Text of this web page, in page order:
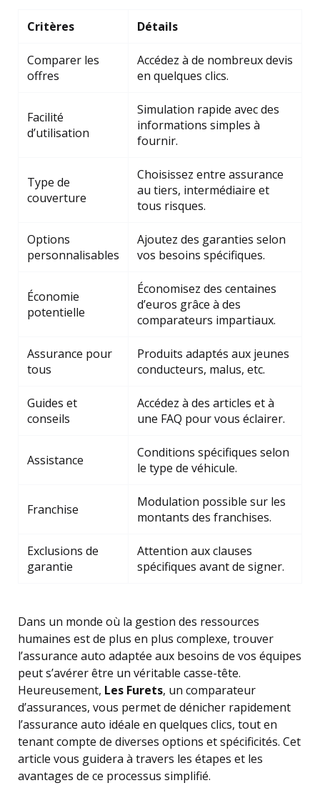
Critères Détails
Comparer les
offres
Accédez à de nombreux devis
en quelques clics.
Facilité
d’utilisation
Simulation rapide avec des
informations simples à
fournir.
Type de
couverture
Choisissez entre assurance
au tiers, intermédiaire et
tous risques.
Options
personnalisables
Ajoutez des garanties selon
vos besoins spécifiques.
Économie
potentielle
Économisez des centaines
d’euros grâce à des
comparateurs impartiaux.
Assurance pour
tous
Produits adaptés aux jeunes
conducteurs, malus, etc.
Guides et
conseils
Accédez à des articles et à
une FAQ pour vous éclairer.
Assistance
Conditions spécifiques selon
le type de véhicule.
Franchise
Modulation possible sur les
montants des franchises.
Exclusions de
garantie
Attention aux clauses
spécifiques avant de signer.
Dans un monde où la gestion des ressources
humaines est de plus en plus complexe, trouver
l’assurance auto adaptée aux besoins de vos équipes
peut s’avérer être un véritable casse-tête.
Heureusement, Les Furets, un comparateur
d’assurances, vous permet de dénicher rapidement
l’assurance auto idéale en quelques clics, tout en
tenant compte de diverses options et spécificités. Cet
article vous guidera à travers les étapes et les
avantages de ce processus simplifié.